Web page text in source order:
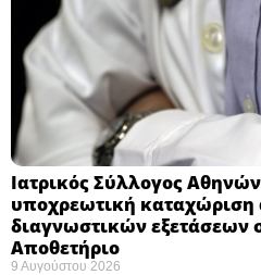
Ιατρικός Σύλλογος
υποχρεωτική
διαγνωστικών εξετάσεων
Αποθετήριο ​
9 Αυγούστου 2026